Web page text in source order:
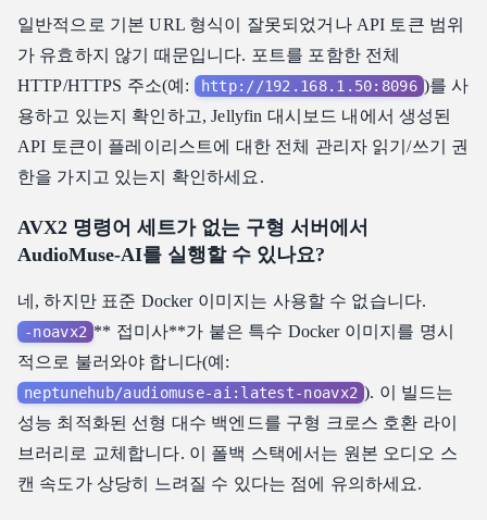
일반적으로 기본 URL 형식이 잘못되었거나 API 토큰 범위
가 유효하지 않기 때문입니다. 포트를 포함한 전체
HTTP/HTTPS 주소(예:
http://192.168.1.50:8096 )를 사
용하고 있는지 확인하고, Jellyfin 대시보드 내에서 생성된
API 토큰이 플레이리스트에 대한 전체 관리자 읽기/쓰기 권
한을 가지고 있는지 확인하세요.
AVX2 명령어 세트가 없는 구형 서버에서
AudioMuse-AI를 실행할 수 있나요?
네, 하지만 표준 Docker 이미지는 사용할 수 없습니다.
-noavx2 ** 접미사**가 붙은 특수 Docker 이미지를 명시
적으로 불러와야 합니다(예:
neptunehub/audiomuse-ai:latest-noavx2 ). 이 빌드는
성능 최적화된 선형 대수 백엔드를 구형 크로스 호환 라이
브러리로 교체합니다. 이 폴백 스택에서는 원본 오디오 스
캔 속도가 상당히 느려질 수 있다는 점에 유의하세요.